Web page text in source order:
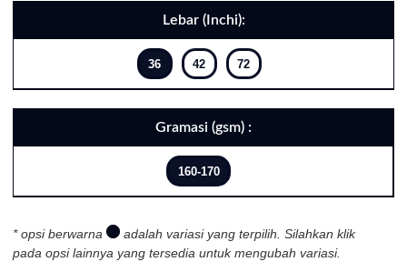
Lebar (Inchi):
36 42 72
Gramasi (gsm) :
160-170
* opsi berwarna
adalah variasi yang terpilih. Silahkan klik
pada opsi lainnya yang tersedia untuk mengubah variasi.